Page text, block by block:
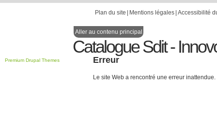
Plan du site Mentions légales Accessibilité
Aller au contenu principal
Catalogue Sdit -
Erreur
Le site Web a rencontré une erreur
Premium Drupal Themes